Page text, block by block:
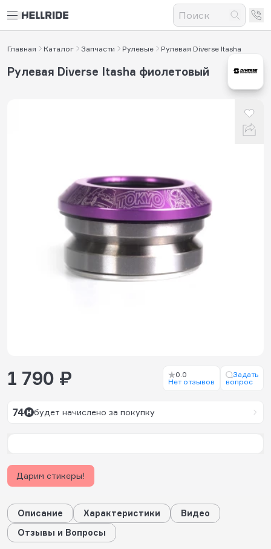
Главная Каталог Запчасти Рулевые Рулевая Diverse Itasha
Рулевая Diverse Itasha фиолетовый
1 790 ₽
0.0
Нет отзывов
Задать
вопрос
74 будет начислено за покупку
Дарим стикеры!
Описание Характеристики
Видео
Отзывы и Вопросы